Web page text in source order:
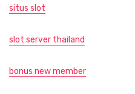
situs slot
slot server thailand
bonus new member